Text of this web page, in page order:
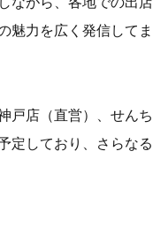
魅力を広く発信してま
戸店（直営）、せんち
定しており、さらなる